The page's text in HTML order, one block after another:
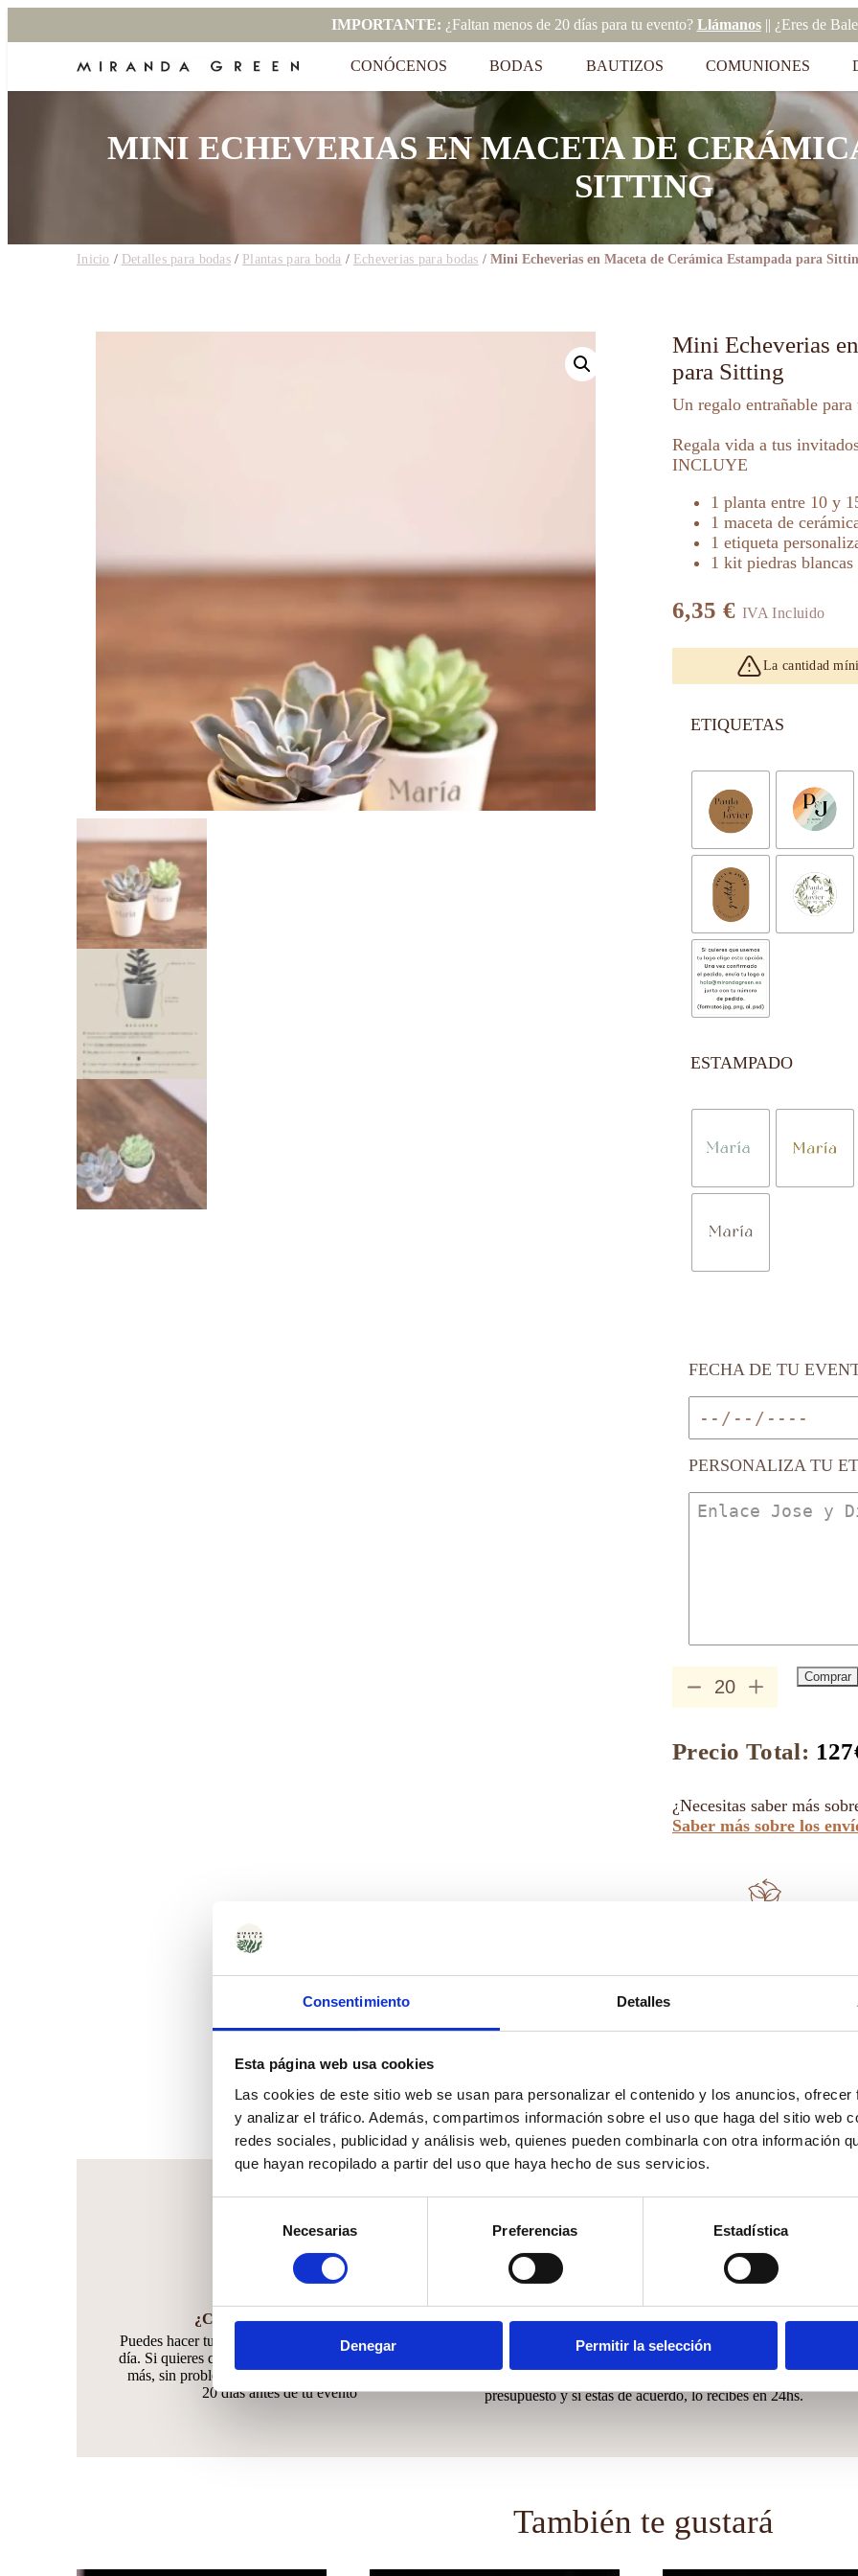
Consentimiento Detalles
Esta página web usa cookies
Las cookies de este sitio web se usan para personalizar el contenido y los anuncios,
y analizar el tráfico. Además, compartimos información sobre el uso que haga del sitio web
redes sociales, publicidad y análisis web, quienes pueden combinarla con otra información
que hayan recopilado a partir del uso que haya hecho de sus servicios.
consentimiento
Necesarias Preferencias Estadística
Denegar Permitir la selección
IMPORTANTE: ¿Faltan menos de 20 días para tu evento? Llámanos|| ¿Eres de
CONÓCENOS BODAS BAUTIZOS COMUNIONES
MINI ECHEVERIAS EN MACETA DE
SITTING
Inicio / Detalles para bodas / Plantas para boda / Echeverias para bodas / Mini Echeverias en Maceta de Cerámica Estampada para
Mini Echeverias
para Sitting
Un regalo entrañable
Regala vida a tus
INCLUYE
1 planta entre 10 y
1 maceta de
1 etiqueta
1 kit piedras blancas
6,35 € IVA Incluido
La cantidad
ETIQUETAS
ESTAMPADO
FECHA DE TU
PERSONALIZA TU
Mini
Echeverias
Maceta
de
Estampada
para
Sitting
Comprar
Precio Total: 127
¿Necesitas saber más
Saber más sobre los
¿Cuándo hacer el pedido?
Puedes hacer tu pedido hasta 30 días antes de tu gran
día. Si quieres quedarte tranquilo y anticiparte mucho
más, sin problema!! Podrás agregar unidades hasta
20 días antes de tu evento
¿Puedo ver antes el producto?
Coordinaremos una cita por vídeo llamada para que
lo veas en vivo, o también puedes solicitar una
presupuesto y si estás de acuerdo, lo recibes en 24hs.
También te gustará